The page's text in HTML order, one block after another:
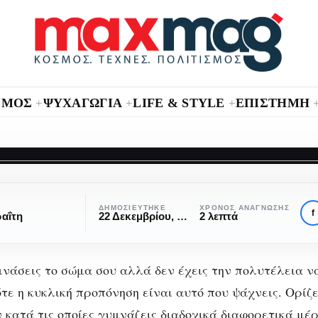
+ΨΥΧΑΓΩΓΙΑ +LIFE & STYLE +ΕΠΙΣΤΗΜΗ
προπόνηση
θες να ξέρεις
αυτή!
ΔΗΜΟΣΙΕΎΤΗΚΕ
22 Δεκεμβρίου, 2016
ΧΡΌΝΟΣ ΑΝΆΓΝΩΣΗΣ
2 λεπτά f
το σώμα σου αλλά δεν έχεις την πολυτέλεια
η κυκλική προπόνηση είναι αυτό που ψάχνεις.
τις οποίες γυμνάζεις διαδοχικά διαφορετικά